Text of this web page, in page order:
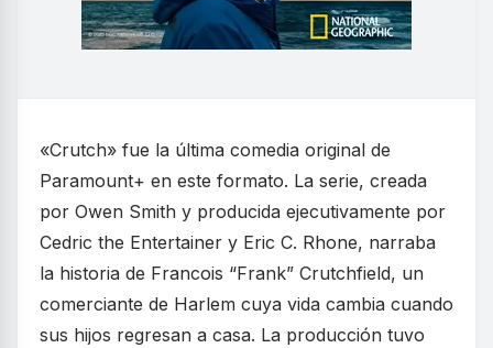
«Crutch» fue la última comedia original de
Paramount+ en este formato. La serie, creada
por Owen Smith y producida ejecutivamente por
Cedric the Entertainer y Eric C. Rhone, narraba
la historia de Francois “Frank” Crutchfield, un
comerciante de Harlem cuya vida cambia cuando
sus hijos regresan a casa. La producción tuvo